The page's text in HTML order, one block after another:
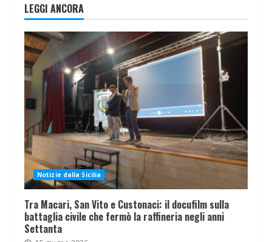
LEGGI ANCORA
Notizie dalla Sicilia
Tra Macari, San Vito e Custonaci: il docufilm sulla
battaglia civile che fermò la raffineria negli anni
Settanta